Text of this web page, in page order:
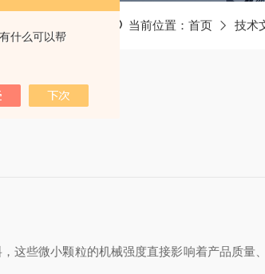
什么可以帮
当前位置： 首页 技术
微小颗粒的机械强度直接影响着产品质量